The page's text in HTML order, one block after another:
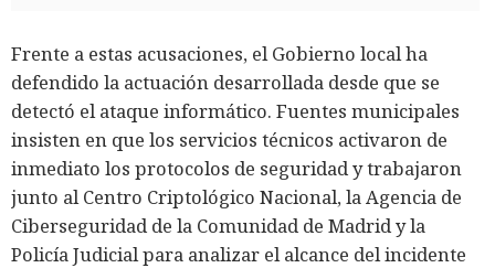
Frente a estas acusaciones, el Gobierno local ha
defendido la actuación desarrollada desde que se
detectó el ataque informático. Fuentes municipales
insisten en que los servicios técnicos activaron de
inmediato los protocolos de seguridad y trabajaron
junto al Centro Criptológico Nacional, la Agencia de
Ciberseguridad de la Comunidad de Madrid y la
Policía Judicial para analizar el alcance del incidente